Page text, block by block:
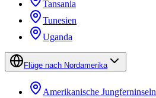
Tansania
Tunesien
Uganda
Flüge nach Nordamerika
Amerikanische Jungferninseln